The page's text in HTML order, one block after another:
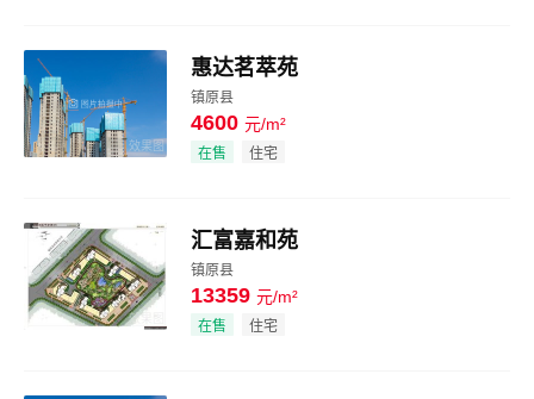
效果图
惠达茗萃苑
镇原县
4600 元/m²
在售 住宅
效果图
汇富嘉和苑
镇原县
13359 元/m²
在售 住宅